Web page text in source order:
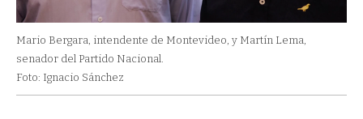
Mario Bergara, intendente de Montevideo, y Martín Lema,
senador del Partido Nacional.
Foto: Ignacio Sánchez